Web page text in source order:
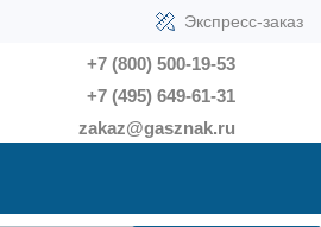
Экспресс-заказ
+7 (800) 500-19-53
+7 (495) 649-61-31
zakaz@gasznak.ru